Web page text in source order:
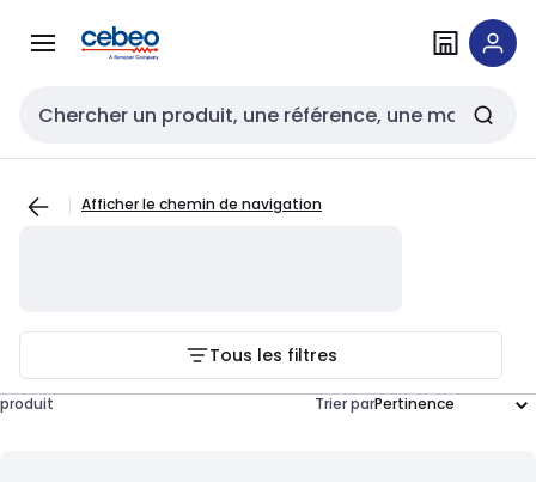
navigationau
Entrée de recherche
Afficher le chemin de navigation
Tous les filtres
produit Trier par